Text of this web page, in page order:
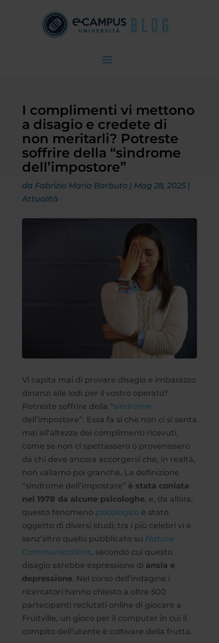
I complimenti vi mettono
a disagio e credete di
non meritarli? Potreste
soffrire della “sindrome
dell’impostore”
da Fabrizio Maria Barbuto| Mag 28, 2025|
Attualità
Vi capita mai di provare disagio e imbarazzo
dinanzi alle lodi per il vostro operato?
Potreste soffrire della “sindrome
dell’impostore”. Essa fa sì che non ci si senta
mai all’altezza dei complimenti ricevuti,
come se non ci spettassero o provenissero
da chi deve ancora accorgersi che, in realtà,
non valiamo poi granché. La definizione
“sindrome dell’impostare” è stata coniata
nel 1978 da alcune psicologhe, e, da allora,
questo fenomeno psicologico è stato
oggetto di diversi studi; tra i più celebri vi è
senz’altro quello pubblicato su Nature
Communications, secondo cui questo
disagio sarebbe espressione di ansia e
depressione. Nel corso dell’indagine i
ricercatori hanno chiesto a oltre 500
partecipanti reclutati online di giocare a
Fruitville, un gioco per il computer in cui il
compito dell’utente è coltivare della frutta.